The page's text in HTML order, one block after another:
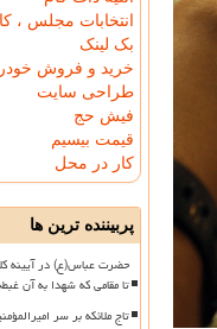
انتخابات مجلس ،
بک لینک
خرید و فروش
طراحی سایت
فیش حج
قیمت بیسیم
کار در محل
پربیننده ترین ها
حضرت عباس(ع) در آیینه
تا مقامی که شهدا به آن
تاج ملائکه بر سر